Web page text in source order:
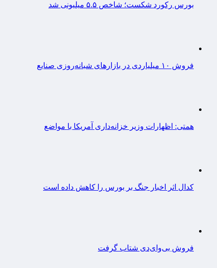
بورس رکورد شکست؛ شاخص ۵.۵ میلیونی شد
فروش ۱۰ میلیاردی در بازارهای شبانه‌روزی صنایع
همتی: اظهارات وزیر خزانه‌داری آمریکا با مواضع
کدال اثر اخبار جنگ بر بورس را کاهش داده است
فروش بی‌وای‌دی شتاب گرفت